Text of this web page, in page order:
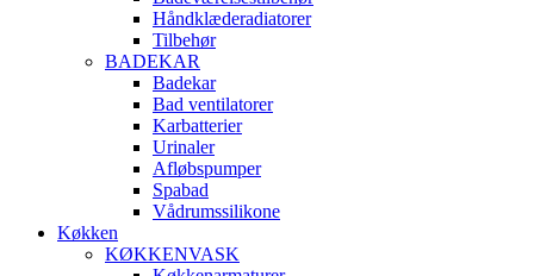
Håndklæderadiatorer
Tilbehør
BADEKAR
Badekar
Bad ventilatorer
Karbatterier
Urinaler
Afløbspumper
Spabad
Vådrumssilikone
Køkken
KØKKENVASK